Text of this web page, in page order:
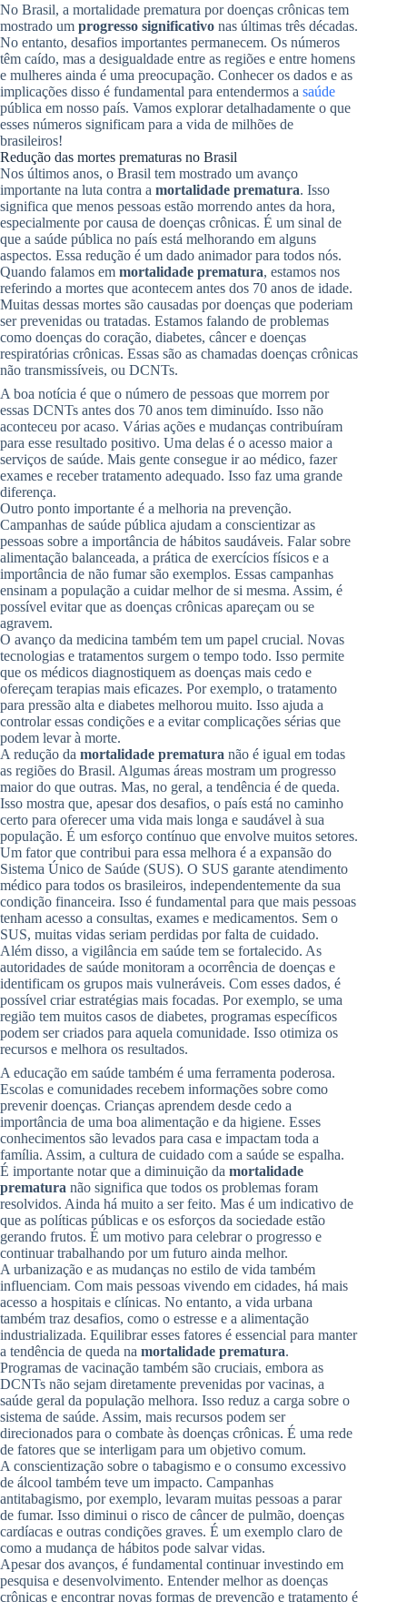
No Brasil, a mortalidade prematura por doenças crônicas tem
mostrado um progresso significativo nas últimas três décadas.
No entanto, desafios importantes permanecem. Os números
têm caído, mas a desigualdade entre as regiões e entre homens
e mulheres ainda é uma preocupação. Conhecer os dados e as
implicações disso é fundamental para entendermos a saúde
pública em nosso país. Vamos explorar detalhadamente o que
esses números significam para a vida de milhões de
brasileiros!
Redução das mortes prematuras no Brasil
Nos últimos anos, o Brasil tem mostrado um avanço
importante na luta contra a mortalidade prematura. Isso
significa que menos pessoas estão morrendo antes da hora,
especialmente por causa de doenças crônicas. É um sinal de
que a saúde pública no país está melhorando em alguns
aspectos. Essa redução é um dado animador para todos nós.
Quando falamos em mortalidade prematura, estamos nos
referindo a mortes que acontecem antes dos 70 anos de idade.
Muitas dessas mortes são causadas por doenças que poderiam
ser prevenidas ou tratadas. Estamos falando de problemas
como doenças do coração, diabetes, câncer e doenças
respiratórias crônicas. Essas são as chamadas doenças crônicas
não transmissíveis, ou DCNTs.
A boa notícia é que o número de pessoas que morrem por
essas DCNTs antes dos 70 anos tem diminuído. Isso não
aconteceu por acaso. Várias ações e mudanças contribuíram
para esse resultado positivo. Uma delas é o acesso maior a
serviços de saúde. Mais gente consegue ir ao médico, fazer
exames e receber tratamento adequado. Isso faz uma grande
diferença.
Outro ponto importante é a melhoria na prevenção.
Campanhas de saúde pública ajudam a conscientizar as
pessoas sobre a importância de hábitos saudáveis. Falar sobre
alimentação balanceada, a prática de exercícios físicos e a
importância de não fumar são exemplos. Essas campanhas
ensinam a população a cuidar melhor de si mesma. Assim, é
possível evitar que as doenças crônicas apareçam ou se
agravem.
O avanço da medicina também tem um papel crucial. Novas
tecnologias e tratamentos surgem o tempo todo. Isso permite
que os médicos diagnostiquem as doenças mais cedo e
ofereçam terapias mais eficazes. Por exemplo, o tratamento
para pressão alta e diabetes melhorou muito. Isso ajuda a
controlar essas condições e a evitar complicações sérias que
podem levar à morte.
A redução da mortalidade prematura não é igual em todas
as regiões do Brasil. Algumas áreas mostram um progresso
maior do que outras. Mas, no geral, a tendência é de queda.
Isso mostra que, apesar dos desafios, o país está no caminho
certo para oferecer uma vida mais longa e saudável à sua
população. É um esforço contínuo que envolve muitos setores.
Um fator que contribui para essa melhora é a expansão do
Sistema Único de Saúde (SUS). O SUS garante atendimento
médico para todos os brasileiros, independentemente da sua
condição financeira. Isso é fundamental para que mais pessoas
tenham acesso a consultas, exames e medicamentos. Sem o
SUS, muitas vidas seriam perdidas por falta de cuidado.
Além disso, a vigilância em saúde tem se fortalecido. As
autoridades de saúde monitoram a ocorrência de doenças e
identificam os grupos mais vulneráveis. Com esses dados, é
possível criar estratégias mais focadas. Por exemplo, se uma
região tem muitos casos de diabetes, programas específicos
podem ser criados para aquela comunidade. Isso otimiza os
recursos e melhora os resultados.
A educação em saúde também é uma ferramenta poderosa.
Escolas e comunidades recebem informações sobre como
prevenir doenças. Crianças aprendem desde cedo a
importância de uma boa alimentação e da higiene. Esses
conhecimentos são levados para casa e impactam toda a
família. Assim, a cultura de cuidado com a saúde se espalha.
É importante notar que a diminuição da mortalidade
prematura não significa que todos os problemas foram
resolvidos. Ainda há muito a ser feito. Mas é um indicativo de
que as políticas públicas e os esforços da sociedade estão
gerando frutos. É um motivo para celebrar o progresso e
continuar trabalhando por um futuro ainda melhor.
A urbanização e as mudanças no estilo de vida também
influenciam. Com mais pessoas vivendo em cidades, há mais
acesso a hospitais e clínicas. No entanto, a vida urbana
também traz desafios, como o estresse e a alimentação
industrializada. Equilibrar esses fatores é essencial para manter
a tendência de queda na mortalidade prematura.
Programas de vacinação também são cruciais, embora as
DCNTs não sejam diretamente prevenidas por vacinas, a
saúde geral da população melhora. Isso reduz a carga sobre o
sistema de saúde. Assim, mais recursos podem ser
direcionados para o combate às doenças crônicas. É uma rede
de fatores que se interligam para um objetivo comum.
A conscientização sobre o tabagismo e o consumo excessivo
de álcool também teve um impacto. Campanhas
antitabagismo, por exemplo, levaram muitas pessoas a parar
de fumar. Isso diminui o risco de câncer de pulmão, doenças
cardíacas e outras condições graves. É um exemplo claro de
como a mudança de hábitos pode salvar vidas.
Apesar dos avanços, é fundamental continuar investindo em
pesquisa e desenvolvimento. Entender melhor as doenças
crônicas e encontrar novas formas de prevenção e tratamento é